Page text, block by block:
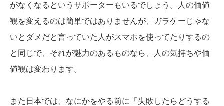
がなくなるというサポーターもいるでしょう。人の価値
観を変えるのは簡単ではありませんが、ガラケーじゃな
いとダメだと言っていた人がスマホを使ってたりするの
と同じで、それが魅力のあるものなら、人の気持ちや価
値観は変わります。
また日本では、なにかをやる前に「失敗したらどうする